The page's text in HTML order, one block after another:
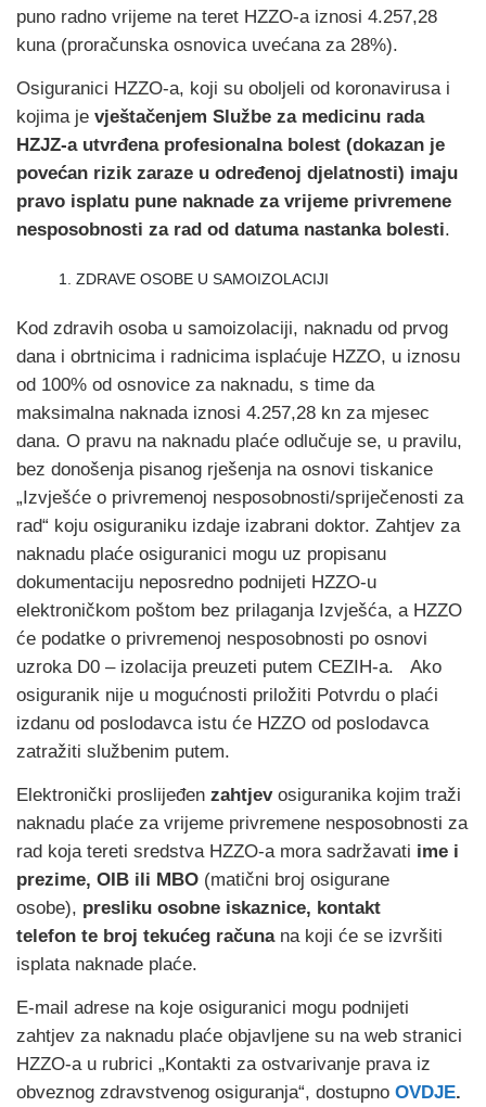
puno radno vrijeme na teret HZZO-a iznosi 4.257,28
kuna (proračunska osnovica uvećana za 28%).
Osiguranici HZZO-a, koji su oboljeli od koronavirusa i
kojima je vještačenjem Službe za medicinu rada
HZJZ-a utvrđena profesionalna bolest (dokazan je
povećan rizik zaraze u određenoj djelatnosti) imaju
pravo isplatu pune naknade za vrijeme privremene
nesposobnosti za rad od datuma nastanka bolesti.
ZDRAVE OSOBE U SAMOIZOLACIJI
Kod zdravih osoba u samoizolaciji, naknadu od prvog
dana i obrtnicima i radnicima isplaćuje HZZO, u iznosu
od 100% od osnovice za naknadu, s time da
maksimalna naknada iznosi 4.257,28 kn za mjesec
dana. O pravu na naknadu plaće odlučuje se, u pravilu,
bez donošenja pisanog rješenja na osnovi tiskanice
„Izvješće o privremenoj nesposobnosti/spriječenosti za
rad“ koju osiguraniku izdaje izabrani doktor. Zahtjev za
naknadu plaće osiguranici mogu uz propisanu
dokumentaciju neposredno podnijeti HZZO-u
elektroničkom poštom bez prilaganja Izvješća, a HZZO
će podatke o privremenoj nesposobnosti po osnovi
uzroka D0 – izolacija preuzeti putem CEZIH-a. Ako
osiguranik nije u mogućnosti priložiti Potvrdu o plaći
izdanu od poslodavca istu će HZZO od poslodavca
zatražiti službenim putem.
Elektronički proslijeđen zahtjevosiguranika kojim traži
naknadu plaće za vrijeme privremene nesposobnosti za
rad koja tereti sredstva HZZO-a mora sadržavati ime i
prezime, OIB ili MBO (matični broj osigurane
osobe), presliku osobne iskaznice, kontakt
telefon te broj tekućeg računana koji će se izvršiti
isplata naknade plaće.
E-mail adrese na koje osiguranici mogu podnijeti
zahtjev za naknadu plaće objavljene su na web stranici
HZZO-a u rubrici „Kontakti za ostvarivanje prava iz
obveznog zdravstvenog osiguranja“, dostupno OVDJE.